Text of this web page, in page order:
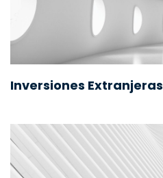
Inversiones Extranjeras